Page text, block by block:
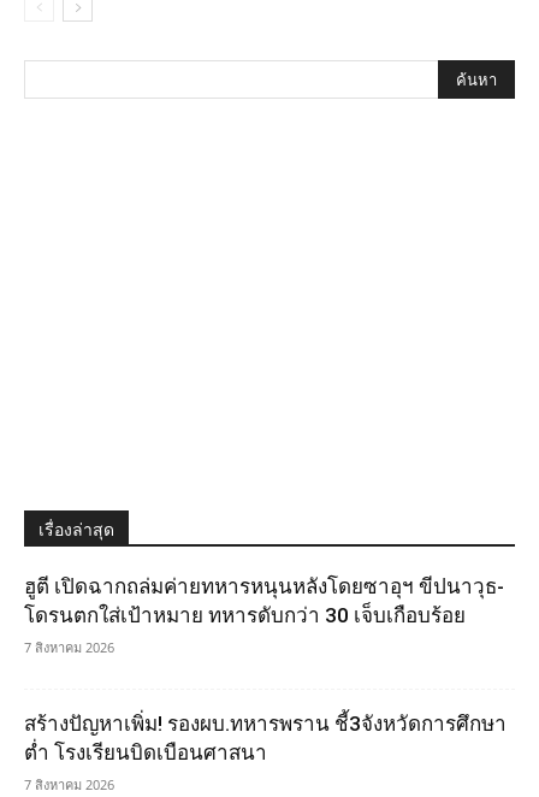
เรื่องล่าสุด
ฮูตี เปิดฉากถล่มค่ายทหารหนุนหลังโดยซาอุฯ ขีปนาวุธ-
โดรนตกใส่เป้าหมาย ทหารดับกว่า 30 เจ็บเกือบร้อย
7 สิงหาคม 2026
สร้างปัญหาเพิ่ม! รองผบ.ทหารพราน ชี้3จังหวัดการศึกษา
ต่ำ โรงเรียนบิดเบือนศาสนา
7 สิงหาคม 2026